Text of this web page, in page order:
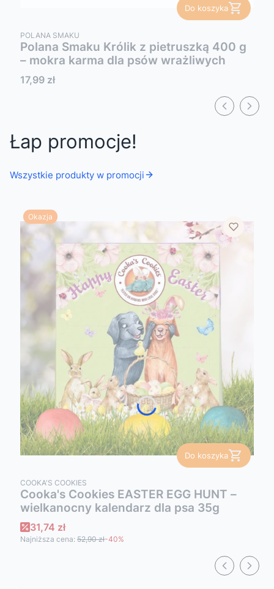
Do koszyka
PRODUCENT
POLANA SMAKU
Polana Smaku Królik z pietruszką 400 g
– mokra karma dla psów wrażliwych
Cena
17,99 zł
Łap promocje!
Wszystkie produkty w promocji
Okazja
Do koszyka
PRODUCENT
COOKA'S COOKIES
Cooka's Cookies EASTER EGG HUNT –
wielkanocny kalendarz dla psa 35g
Cena promocyjna
31,74 zł
Najniższa cena: 52,90 zł-40%